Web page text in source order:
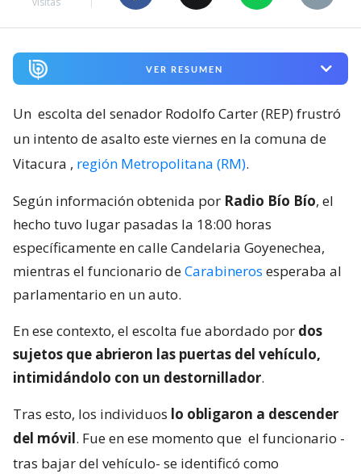
VER RESUMEN
Un escolta del senador Rodolfo Carter (REP) frustró
un intento de asalto este viernes en la comuna de
Vitacura , región Metropolitana (RM).
Según información obtenida por Radio Bío Bío, el
hecho tuvo lugar pasadas la 18:00 horas
específicamente en calle Candelaria Goyenechea,
mientras el funcionario deCarabineros esperaba al
parlamentario en un auto.
En ese contexto, el escolta fue abordado por dos
sujetos que abrieron las puertas del vehículo,
intimidándolo con un destornillador.
Tras esto, los individuos lo obligaron a descender
del móvil. Fue en ese momento que el funcionario -
tras bajar del vehículo- se identificó como